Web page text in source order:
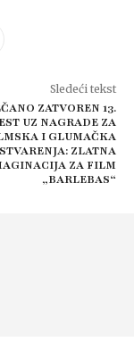
Sledeći tekst
ZATVOREN 13.
UZ NAGRADE ZA
I GLUMAČKA
ZLATNA
ZA FILM
„BARLEBAS“